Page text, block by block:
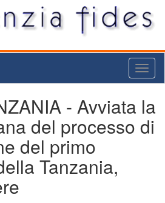
- Avviata la
del processo di
del primo
Tanzania,